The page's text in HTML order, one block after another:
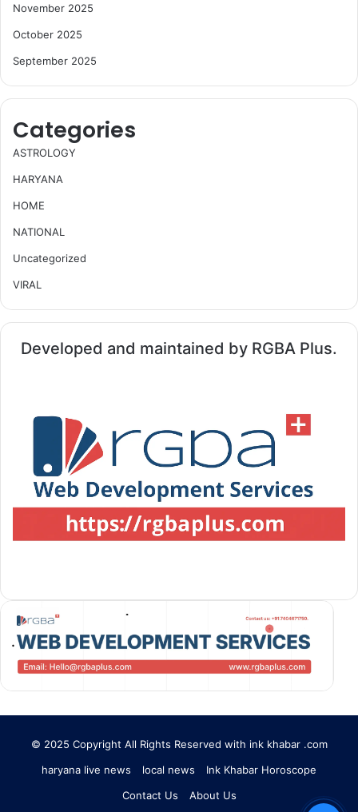
November 2025
October 2025
September 2025
Categories
ASTROLOGY
HARYANA
HOME
NATIONAL
Uncategorized
VIRAL
Developed and maintained by RGBA Plus.
© 2025 Copyright All Rights Reserved with ink khabar .com
haryana live news
local news
Ink Khabar Horoscope
Contact Us
About Us